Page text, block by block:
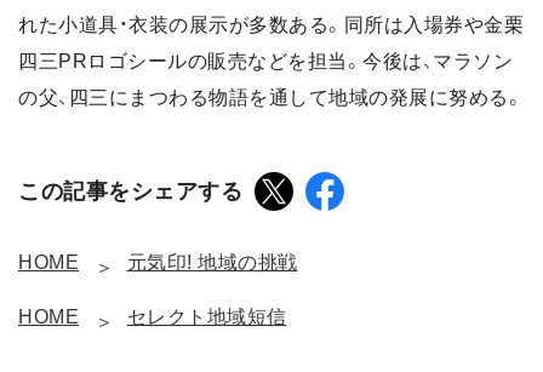
れた小道具・衣装の展示が多数ある。同所は入場券や金栗
四三PRロゴシールの販売などを担当。今後は、マラソン
の父、四三にまつわる物語を通して地域の発展に努める。
この記事をシェアする
HOME 元気印! 地域の挑戦
HOME セレクト地域短信